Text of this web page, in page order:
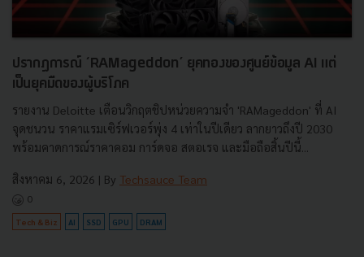
ปรากฏการณ์ ‘RAMageddon’ ยุคทองของศูนย์ข้อมูล AI แต่
เป็นยุคมืดของผู้บริโภค
รายงาน Deloitte เตือนวิกฤตชิปหน่วยความจำ 'RAMageddon' ที่ AI
จุดชนวน ราคาแรมเซิร์ฟเวอร์พุ่ง 4 เท่าในปีเดียว ลากยาวถึงปี 2030
พร้อมคาดการณ์ราคาคอม การ์ดจอ สตอเรจ และมือถือสิ้นปีนี้...
สิงหาคม 6, 2026 | By Techsauce Team
0
Tech & Biz AI SSD GPU DRAM